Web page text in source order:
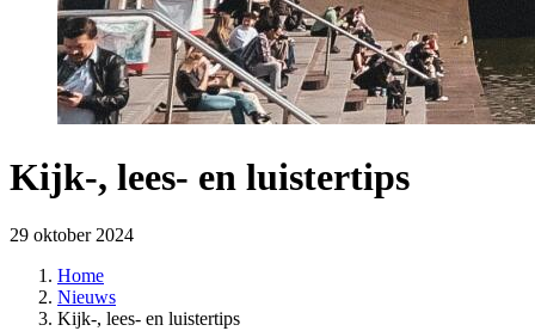
Kijk-, lees- en luistertips
29 oktober 2024
Home
Nieuws
Kijk-, lees- en luistertips